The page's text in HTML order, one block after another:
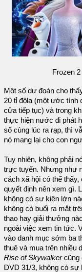
Frozen 2
Một số dự đoán cho
20 tỉ đôla (một ước tính
cửa tiếp tục) và trong
thực hiện nước đi phát
số cùng lúc ra rạp, thì
nó mang lại cho con
Tuy nhiên, không phải
trực tuyến. Nhưng như
cách xã hội có thể
quyết định nên xem gì.
không có sự kiện lớn
không có buổi ra mắt
thao hay giải thưởng
ngoài việc xem tin tức.
vào danh mục sớm ba
thuê và mua trên nhiều
Rise of Skywalkercũng
DVD 31/3, không có